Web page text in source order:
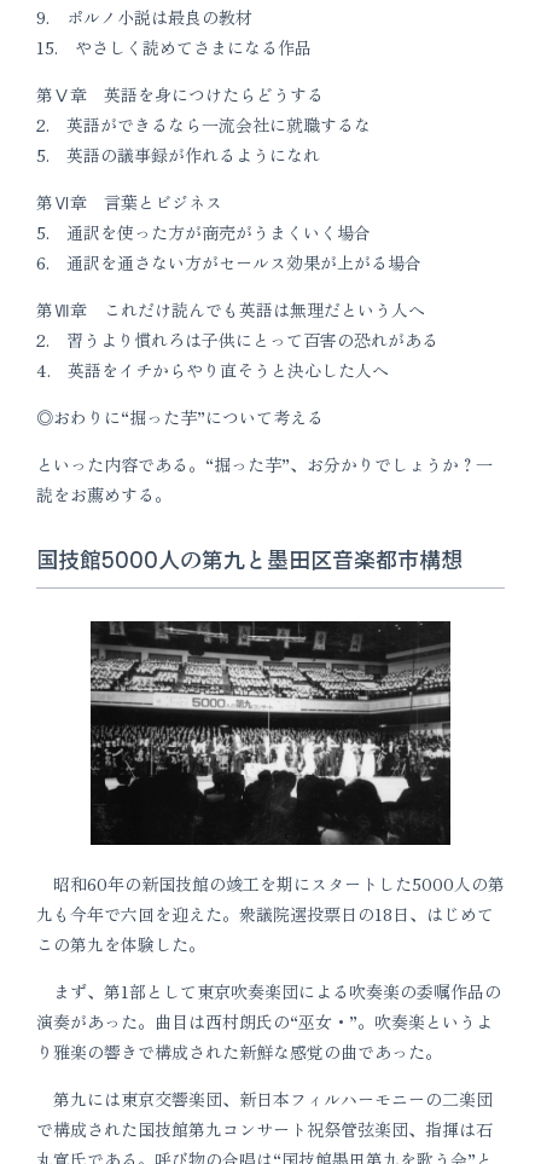
9. ポルノ小説は最良の教材
15. やさしく読めてさまになる作品
第Ⅴ章 英語を身につけたらどうする
2. 英語ができるなら一流会社に就職するな
5. 英語の議事録が作れるようになれ
第Ⅵ章 言葉とビジネス
5. 通訳を使った方が商売がうまくいく場合
6. 通訳を通さない方がセールス効果が上がる場合
第Ⅶ章 これだけ読んでも英語は無理だという人へ
2. 習うより慣れろは子供にとって百害の恐れがある
4. 英語をイチからやり直そうと決心した人へ
◎おわりに“掘った芋”について考える
といった内容である。“掘った芋”、お分かりでしょうか？一
読をお薦めする。
国技館5000人の第九と墨田区音楽都市構想
昭和60年の新国技館の竣工を期にスタートした5000人の第
九も今年で六回を迎えた。衆議院選投票日の18日、はじめて
この第九を体験した。
まず、第1部として東京吹奏楽団による吹奏楽の委嘱作品の
演奏があった。曲目は西村朗氏の“巫女・”。吹奏楽というよ
り雅楽の響きで構成された新鮮な感覚の曲であった。
第九には東京交響楽団、新日本フィルハーモニーの二楽団
で構成された国技館第九コンサート祝祭管弦楽団、指揮は石
丸寛氏である。呼び物の合唱は“国技館墨田第九を歌う会”と